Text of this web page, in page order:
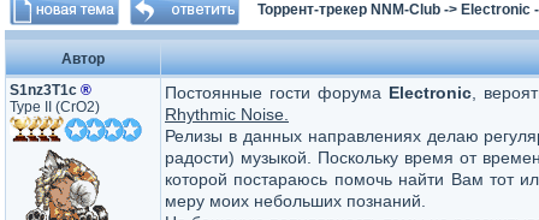
Торрент-трекер NNM-Club -> Electronic
Автор
S1nz3T1c ®
Type II (CrO2)
Постоянные гости форума Electronic,
Rhythmic Noise.
Релизы в данных направлениях делаю
радости) музыкой. Поскольку время от
которой постараюсь помочь найти Вам тот
меру моих небольших познаний.